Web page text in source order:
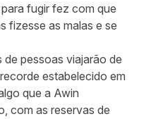
fugir fez com que
fizesse as malas e se
de pessoas viajarão de
estabelecido em
que a Awin
com as reservas de